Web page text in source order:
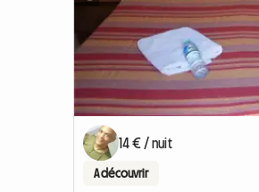
14 € / nuit
A découvrir